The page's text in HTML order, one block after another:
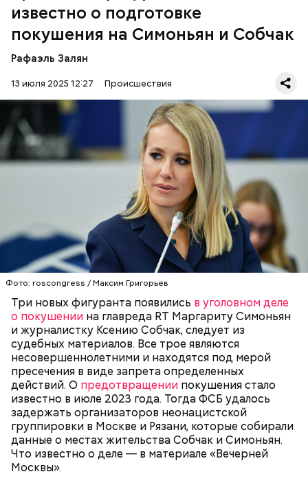
известно о подготовке
покушения на Симоньян и Собчак
Рафаэль Залян
13 июля 2025 12:27 Происшествия
Фото: roscongress / Максим Григорьев
Три новых фигуранта появились в уголовном деле
о покушении на главреда RT Маргариту Симоньян
и журналистку Ксению Собчак, следует из
судебных материалов. Все трое являются
несовершеннолетними и находятся под мерой
пресечения в виде запрета определенных
действий. О предотвращении покушения стало
известно в июле 2023 года. Тогда ФСБ удалось
задержать организаторов неонацистской
группировки в Москве и Рязани, которые собирали
данные о местах жительства Собчак и Симоньян.
Что известно о деле — в материале «Вечерней
Москвы».
О том, что ФСБ удалось задержать участников
неонацистского движения под названием
«Параграф-88», стало известно 15 июля. Как
сообщили в надзорном ведомстве, те, кто состоял
в этом преступном синдикате, устраивали слежку
пытались выяснить их домашние адреса, чтобы в
перспективе устроить покушение.
Курировала действия неонацистов и
финансировала их деятельность, по данным ФСБ,
Служба безопасности Украины (СБУ).
ФСБ МАРГАРИТА СИМОНЬЯН
КСЕНИЯ СОБЧАК